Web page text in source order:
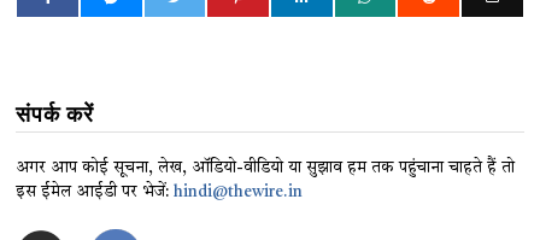
संपर्क करें
अगर आप कोई सूचना, लेख, ऑडियो-वीडियो या सुझाव हम तक पहुंचाना चाहते हैं तो
इस ईमेल आईडी पर भेजें:hindi@thewire.in